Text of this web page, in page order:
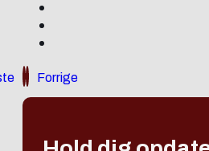
Forrige